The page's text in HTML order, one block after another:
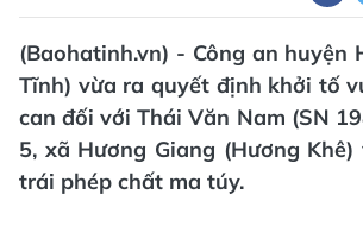
(Baohatinh.vn) - Công an huyện
Tĩnh) vừa ra quyết định khởi tố
can đối với Thái Văn Nam (SN
5, xã Hương Giang (Hương
trái phép chất ma túy.